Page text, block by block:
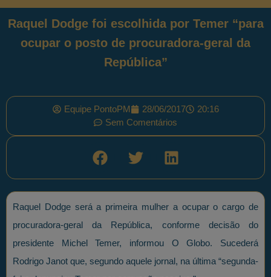
Raquel Dodge foi escolhida por Temer “para
ocupar o posto de procuradora-geral da
República”
Equipe PontoPM 28/06/2017
20:16
Sem Comentários
Raquel Dodge será a primeira mulher a ocupar o cargo de
procuradora-geral da República, conforme decisão do
presidente Michel Temer, informou O Globo. Sucederá
Rodrigo Janot que, segundo aquele jornal, na última “segunda-